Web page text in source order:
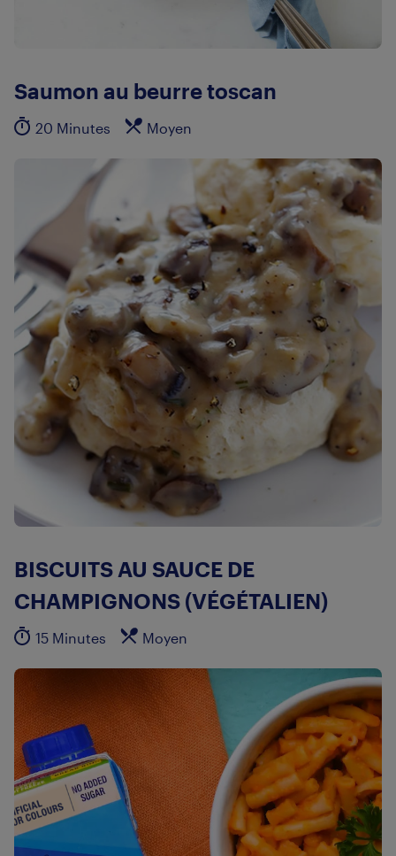
Saumon au beurre toscan
20 Minutes Moyen
BISCUITS AU SAUCE DE
CHAMPIGNONS (VÉGÉTALIEN)
15 Minutes Moyen